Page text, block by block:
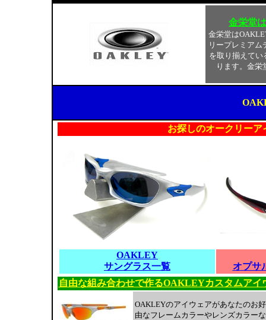
金栄堂
金栄堂は
リープレミア
を取り揃えてい
ります。金栄
お探しのオークリー
OAKLEY
サングラス一覧
オプサ
自由な組み合わせで作るOAKLEYカスタムアイ
OAKLEYのアイウェアがあなたのお
由なフレームカラーやレンズカラー